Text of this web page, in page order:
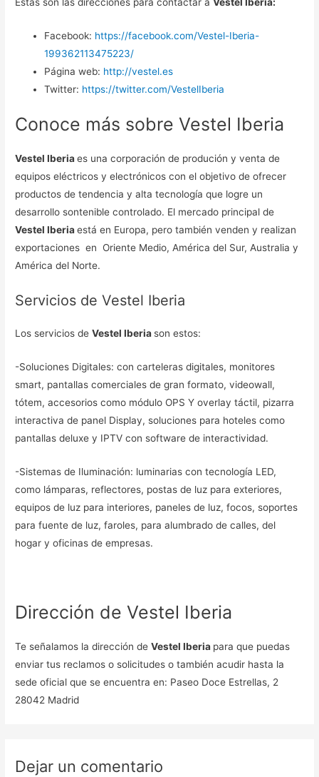
Facebook: https://facebook.com/Vestel-Iberia-
199362113475223/
Página web: http://vestel.es
Twitter: https://twitter.com/VestelIberia
Conoce más sobre Vestel Iberia
Vestel Iberiaes una corporación de produción y venta de
equipos eléctricos y electrónicos con el objetivo de ofrecer
productos de tendencia y alta tecnología que logre un
desarrollo sontenible controlado. El mercado principal de
Vestel Iberiaestá en Europa, pero también venden y realizan
exportaciones en Oriente Medio, América del Sur, Australia y
América del Norte.
Servicios de Vestel Iberia
Los servicios deVestel Iberia son estos:
-Soluciones Digitales: con carteleras digitales, monitores
smart, pantallas comerciales de gran formato, videowall,
tótem, accesorios como módulo OPS Y overlay táctil, pizarra
interactiva de panel Display, soluciones para hoteles como
pantallas deluxe y IPTV con software de interactividad.
-Sistemas de Iluminación: luminarias con tecnología LED,
como lámparas, reflectores, postas de luz para exteriores,
equipos de luz para interiores, paneles de luz, focos, soportes
para fuente de luz, faroles, para alumbrado de calles, del
hogar y oficinas de empresas.
Dirección de Vestel Iberia
Te señalamos la dirección deVestel Iberia para que puedas
enviar tus reclamos o solicitudes o también acudir hasta la
sede oficial que se encuentra en: Paseo Doce Estrellas, 2
28042 Madrid
Dejar un comentario